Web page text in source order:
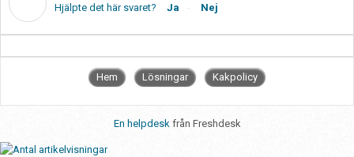
Hjälpte det här svaret?
Ja Nej
Hem Lösningar Kakpolicy
En helpdesk från Freshdesk